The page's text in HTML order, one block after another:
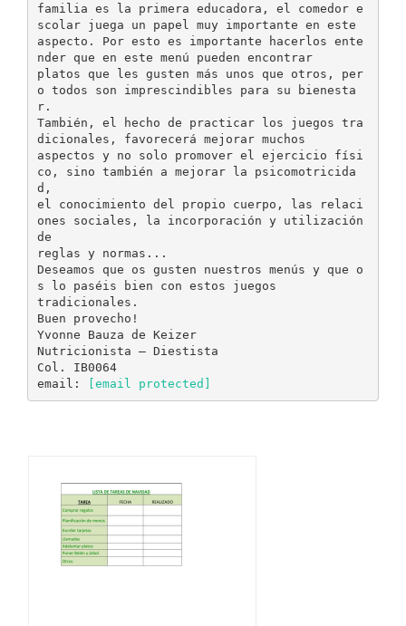
familia es la primera educadora, el comedor e
scolar juega un papel muy importante en este
aspecto. Por esto es importante hacerlos ente
nder que en este menú pueden encontrar
platos que les gusten más unos que otros, per
o todos son imprescindibles para su bienesta
r.
También, el hecho de practicar los juegos tra
dicionales, favorecerá mejorar muchos
aspectos y no solo promover el ejercicio físi
co, sino también a mejorar la psicomotricida
d,
el conocimiento del propio cuerpo, las relaci
ones sociales, la incorporación y utilización
de
reglas y normas...
Deseamos que os gusten nuestros menús y que o
s lo paséis bien con estos juegos
tradicionales.
Buen provecho!
Yvonne Bauza de Keizer
Nutricionista – Diestista
Col. IB0064
email:
[email protected]